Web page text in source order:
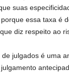
suas
essa taxa é
diz respeito ao
julgados é uma